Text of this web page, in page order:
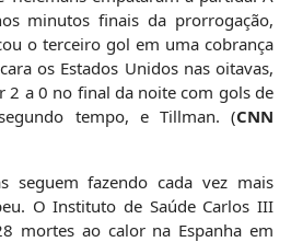
minutos finais da prorrogação,
o terceiro gol em uma cobrança
os Estados Unidos nas oitavas,
2 a 0 no final da noite com gols de
tempo, e Tillman. (CNN
seguem fazendo cada vez mais
O Instituto de Saúde Carlos III
mortes ao calor na Espanha em